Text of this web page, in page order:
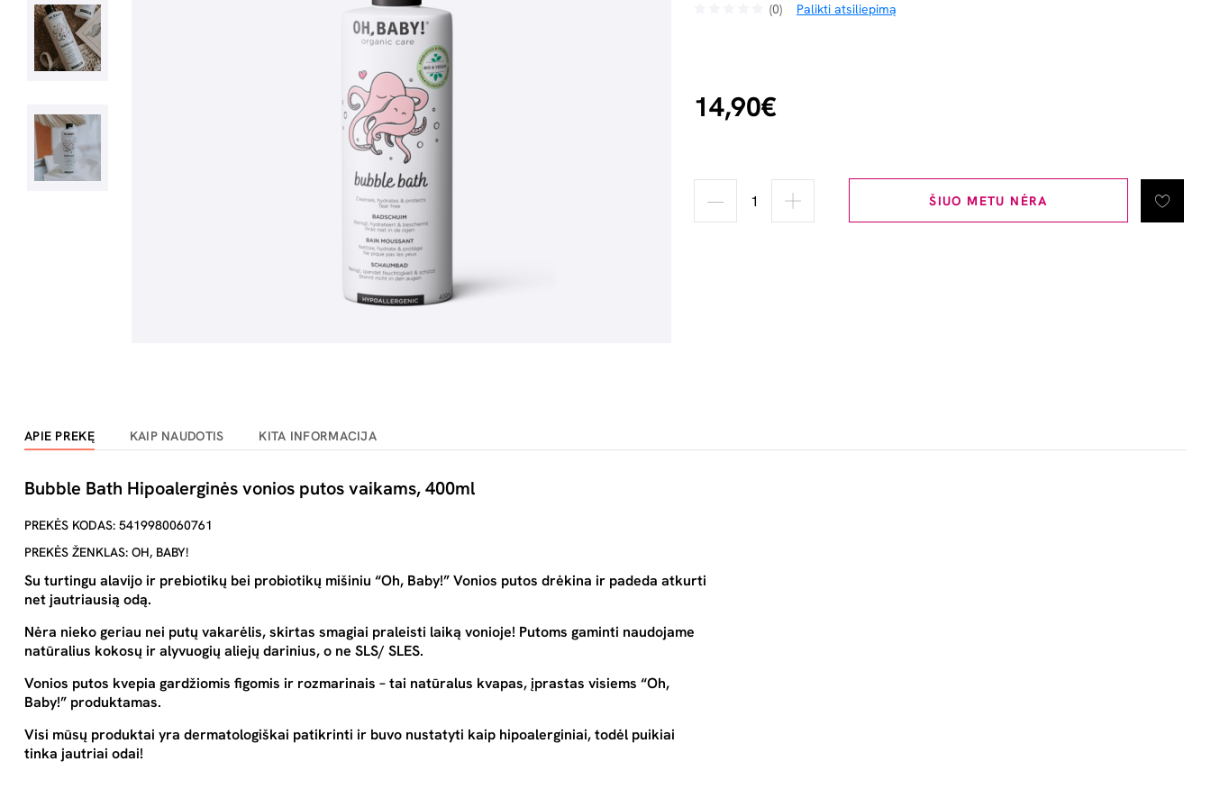
(0) Palikti atsiliepimą
14,90€
ŠIUO METU NĖRA
APIE PREKĘ KAIP NAUDOTIS KITA INFORMACIJA
Bubble Bath Hipoalerginės vonios putos vaikams, 400ml
PREKĖS KODAS: 5419980060761
PREKĖS ŽENKLAS: OH, BABY!
Su turtingu alavijo ir prebiotikų bei probiotikų mišiniu “Oh, Baby!” Vonios putos drėkina ir padeda atkurti
net jautriausią odą.
Nėra nieko geriau nei putų vakarėlis, skirtas smagiai praleisti laiką vonioje! Putoms gaminti naudojame
natūralius kokosų ir alyvuogių aliejų darinius, o ne SLS/ SLES.
Vonios putos kvepia gardžiomis figomis ir rozmarinais – tai natūralus kvapas, įprastas visiems “Oh,
Baby!” produktamas.
Visi mūsų produktai yra dermatologiškai patikrinti ir buvo nustatyti kaip hipoalerginiai, todėl puikiai
tinka jautriai odai!